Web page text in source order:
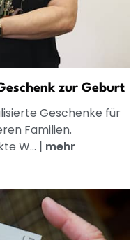
zur Geburt
Geschenke für
Familien.
W... | mehr